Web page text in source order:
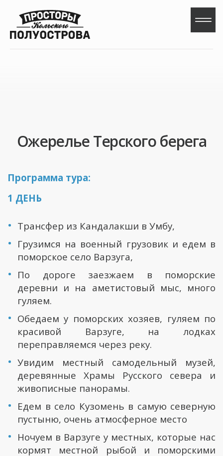
Ожерелье Терского берега
Программа тура:
1 ДЕНЬ
Трансфер из Кандалакши в Умбу,
Грузимся на военный грузовик и едем в
поморское село Варзуга,
По дороге заезжаем в поморские
деревни и на аметистовый мыс, много
гуляем.
Обедаем у поморских хозяев, гуляем по
красивой Варзуге, на лодках
переправляемся через реку.
Увидим местный самодельный музей,
деревянные Храмы Русского севера и
живописные панорамы.
Едем в село Кузомень в самую северную
пустыню, очень атмосферное место
Ночуем в Варзуге у местных, которые нас
кормят местной рыбой и поморскими